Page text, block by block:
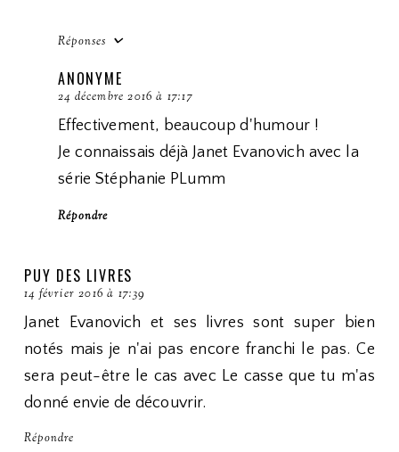
Réponses
ANONYME
24 décembre 2016 à 17:17
Effectivement, beaucoup d'humour !
Je connaissais déjà Janet Evanovich avec la
série Stéphanie PLumm
Répondre
PUY DES LIVRES
14 février 2016 à 17:39
Janet Evanovich et ses livres sont super bien
notés mais je n'ai pas encore franchi le pas. Ce
sera peut-être le cas avec Le casse que tu m'as
donné envie de découvrir.
Répondre